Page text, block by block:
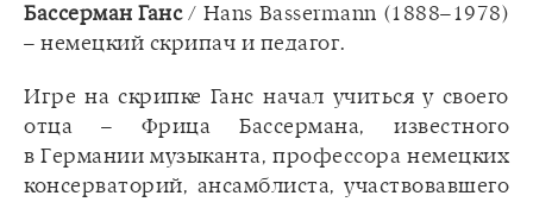
Бассерман Ганс/ Hans Bassermann (1888–1978)
– немецкий скрипач и педагог.
Игре на скрипке Ганс начал учиться у своего
отца – Фрица Бассермана, известного
в Германии музыканта, профессора немецких
консерваторий, ансамблиста, участвовавшего